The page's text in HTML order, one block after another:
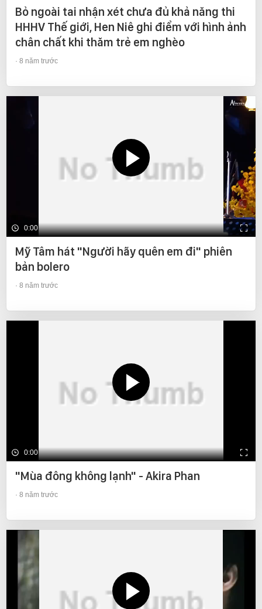
Bỏ ngoài tai nhận xét chưa đủ khả năng thi
HHHV Thế giới, Hen Niê ghi điểm với hình ảnh
chân chất khi thăm trẻ em nghèo
8 năm trước
0:00
Mỹ Tâm hát "Người hãy quên em đi" phiên
bản bolero
8 năm trước
0:00
"Mùa đông không lạnh" - Akira Phan
8 năm trước